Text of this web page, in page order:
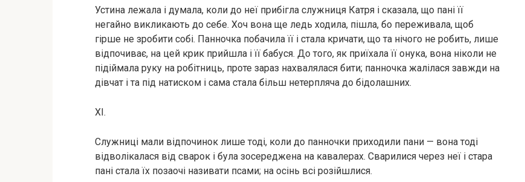
Устина лежала і думала, коли до неї прибігла служниця Катря і сказала, що пані її
негайно викликають до себе. Хоч вона ще ледь ходила, пішла, бо переживала, щоб
гірше не зробити собі. Панночка побачила її і стала кричати, що та нічого не робить, лише
відпочиває, на цей крик прийшла і її бабуся. До того, як приїхала її онука, вона ніколи не
підіймала руку на робітниць, проте зараз нахвалялася бити; панночка жалілася завжди на
дівчат і та під натиском і сама стала більш нетерпляча до бідолашних.
XI.
Служниці мали відпочинок лише тоді, коли до панночки приходили пани — вона тоді
відволікалася від сварок і була зосереджена на кавалерах. Сварилися через неї і стара
пані стала їх позаочі називати псами; на осінь всі розійшлися.